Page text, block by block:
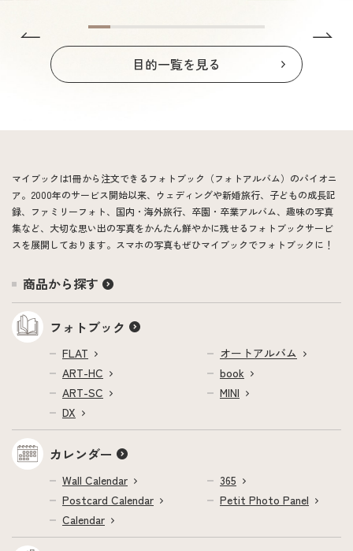
目的一覧を見る
Previous
マイブックは1冊から注文できるフォトブック（フォトアルバム）のパイオニ
ア。2000年のサービス開始以来、ウェディングや新婚旅行、子どもの成長記
録、ファミリーフォト、国内・海外旅行、卒園・卒業アルバム、趣味の写真
集など、大切な思い出の写真をかんたん鮮やかに残せるフォトブックサービ
スを展開しております。スマホの写真もぜひマイブックでフォトブックに！
商品から探す
フォトブック
FLAT
ART-HC
ART-SC
DX
オートアルバム
book
MINI
カレンダー
Wall Calendar
Postcard Calendar
Calendar
365
Petit Photo Panel